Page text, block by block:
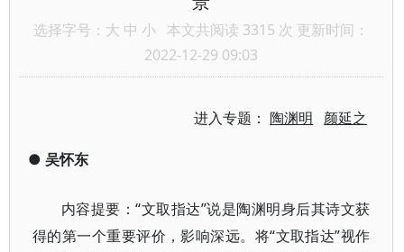
选择字号： 大 中 小 本文共阅读 3315 次 更新时间：
2022-12-29 09:03
进入专题： 陶渊明 颜延之
● 吴怀东
内容提要：“文取指达”说是陶渊明身后其诗文获
得的第一个重要评价，影响深远。将“文取指达”视作